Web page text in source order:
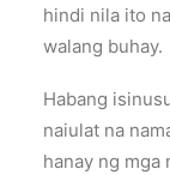
hindi nila ito
walang buhay.
Habang
naiulat na
hanay ng mga